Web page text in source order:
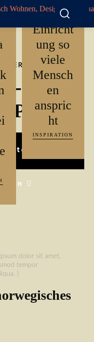
DER WELT
- Dein
Podcast
seine
Einricht
ung so
viele
Mensch
en
anspric
ht
INSPIRATION
dolor sit amet,
tempor
)